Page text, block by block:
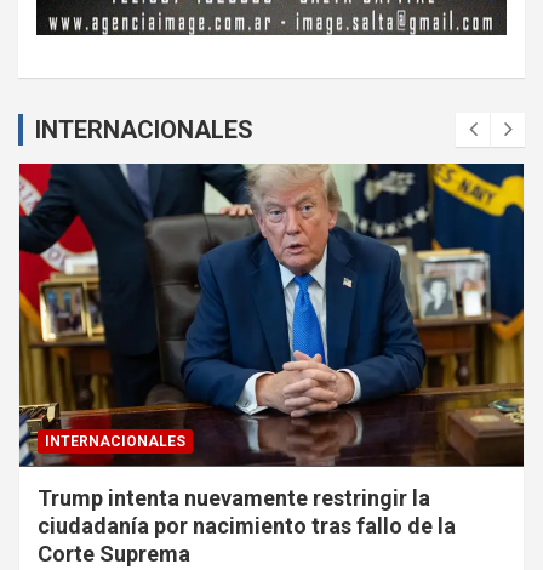
INTERNACIONALES
INTERNACIONALES
Trump intenta nuevamente restringir la
ciudadanía por nacimiento tras fallo de la
Corte Suprema